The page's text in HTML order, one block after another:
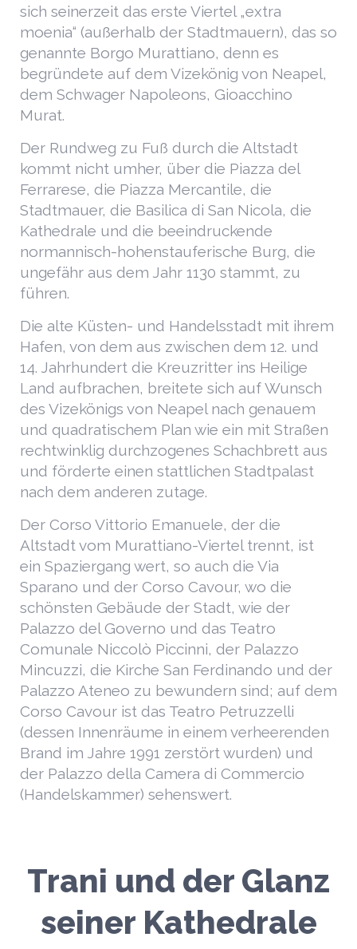
sich seinerzeit das erste Viertel „extra
moenia“ (außerhalb der Stadtmauern), das so
genannte Borgo Murattiano, denn es
begründete auf dem Vizekönig von Neapel,
dem Schwager Napoleons, Gioacchino
Murat.
Der Rundweg zu Fuß durch die Altstadt
kommt nicht umher, über die Piazza del
Ferrarese, die Piazza Mercantile, die
Stadtmauer, die Basilica di San Nicola, die
Kathedrale und die beeindruckende
normannisch-hohenstauferische Burg, die
ungefähr aus dem Jahr 1130 stammt, zu
führen.
Die alte Küsten- und Handelsstadt mit ihrem
Hafen, von dem aus zwischen dem 12. und
14. Jahrhundert die Kreuzritter ins Heilige
Land aufbrachen, breitete sich auf Wunsch
des Vizekönigs von Neapel nach genauem
und quadratischem Plan wie ein mit Straßen
rechtwinklig durchzogenes Schachbrett aus
und förderte einen stattlichen Stadtpalast
nach dem anderen zutage.
Der Corso Vittorio Emanuele, der die
Altstadt vom Murattiano-Viertel trennt, ist
ein Spaziergang wert, so auch die Via
Sparano und der Corso Cavour, wo die
schönsten Gebäude der Stadt, wie der
Palazzo del Governo und das Teatro
Comunale Niccolò Piccinni, der Palazzo
Mincuzzi, die Kirche San Ferdinando und der
Palazzo Ateneo zu bewundern sind; auf dem
Corso Cavour ist das Teatro Petruzzelli
(dessen Innenräume in einem verheerenden
Brand im Jahre 1991 zerstört wurden) und
der Palazzo della Camera di Commercio
(Handelskammer) sehenswert.
Trani und der Glanz
seiner Kathedrale